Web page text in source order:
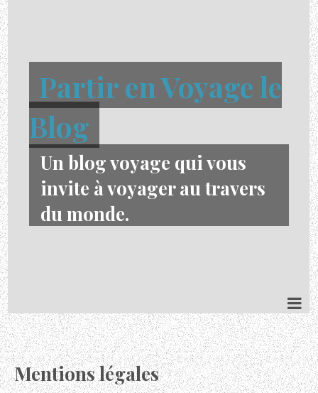
Partir en Voyage le
Blog
Un blog voyage qui vous
invite à voyager au travers
du monde.
Mentions légales